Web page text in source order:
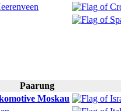
Paarung
Moskau